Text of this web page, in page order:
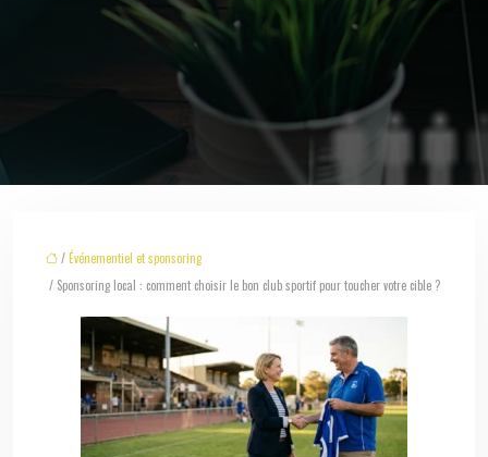
/Événementiel et sponsoring
/ Sponsoring local : comment choisir le bon club sportif pour toucher votre cible ?